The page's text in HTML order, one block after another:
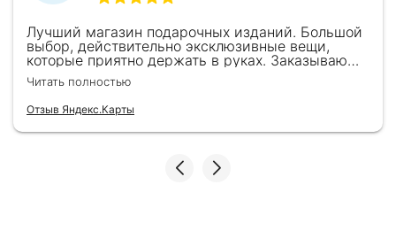
Лучший магазин подарочных изданий. Большой
выбор, действительно эксклюзивные вещи,
которые приятно держать в руках. Заказываю
здесь уже второй раз для бизнес-партнеров,
всегда всё безупречно — от общения с
консультантами до качества самих книг.
Однозначно рекомендую
Читать полностью
Отзыв Яндекс.Карты